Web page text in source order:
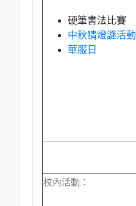
硬筆書法比賽
中秋猜燈謎活動
華服日
校內活動：